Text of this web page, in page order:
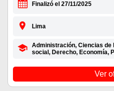
Finalizó el 27/11/2025
Lima
Administración, Ciencias de
social, Derecho, Economía,
Ver